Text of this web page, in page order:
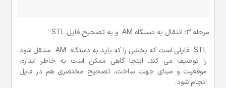
مرحله 3: انتقال به دستگاه AM و به تصحیح فایل STL
STL فایلی است که بخشی را که باید به دستگاه AM منتقل شود
را توصیف می کند. اینجا گاهی ممکن است به خاطر اندازه،
موقعیت و مبنای جهت ساخت، تصحیح مختصری هم در فایل
انجام شود.